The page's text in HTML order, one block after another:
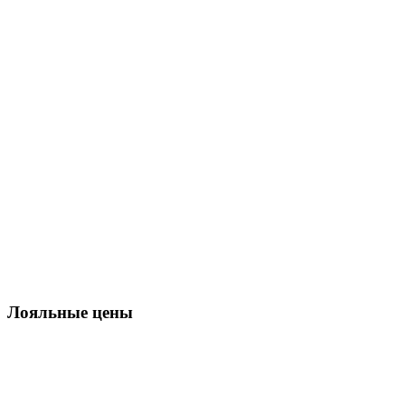
Лояльные цены